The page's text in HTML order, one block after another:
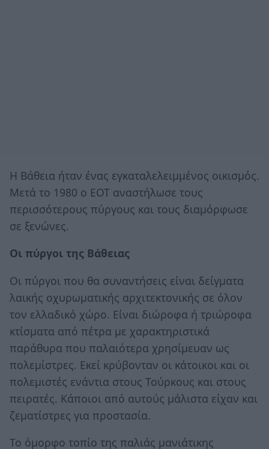
Η Βάθεια ήταν ένας εγκαταλελειμμένος οικισμός.
Μετά το 1980 ο ΕΟΤ αναστήλωσε τους
περισσότερους πύργους και τους διαμόρφωσε
σε ξενώνες.
Οι πύργοι της Βάθειας
Οι πύργοι που θα συναντήσεις είναι δείγματα
λαικής οχυρωματικής αρχιτεκτονικής σε όλον
τον ελλαδικό χώρο. Είναι διώροφα ή τριώροφα
κτίσματα από πέτρα με χαρακτηριστικά
παράθυρα που παλαιότερα χρησίμευαν ως
πολεμίστρες. Εκεί κρύβονταν οι κάτοικοι και οι
πολεμιστές ενάντια στους Τούρκους και στους
πειρατές. Κάποιοι από αυτούς μάλιστα είχαν και
ζεματίστρες για προστασία.
Το όμορφο τοπίο της παλιάς μανιάτικης